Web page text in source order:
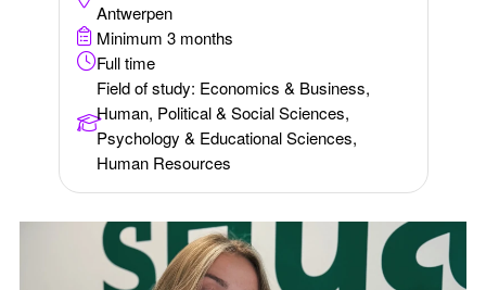
Antwerpen
Minimum 3 months
Full time
Field of study: Economics & Business,
Human, Political & Social Sciences,
Psychology & Educational Sciences,
Human Resources